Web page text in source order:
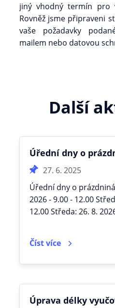
jiný vhodný termín pro
Rovněž jsme připraveni
vaše požadavky
mailem nebo datovou
Další
Úřední dny o
27. 6. 2025
Úřední dny o
2026 - 9.00 - 12.00
12.00 Středa: 26. 8.
Číst více
Úprava délky